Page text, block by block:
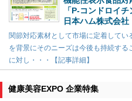
「P-コンドロイチ
日本ハム株式会社
関節対応素材として市場に定着して
を背景にそのニーズは今後も持続す
に対し・・・【記事詳細】
健康美容EXPO 企業特集